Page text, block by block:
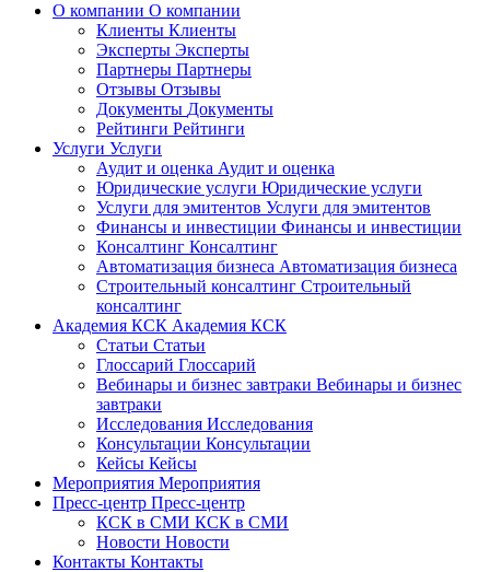
О компании О компании
Клиенты Клиенты
Эксперты Эксперты
Партнеры Партнеры
Отзывы Отзывы
Документы Документы
Рейтинги Рейтинги
Услуги Услуги
Аудит и оценка Аудит и оценка
Юридические услуги Юридические услуги
Услуги для эмитентов Услуги для эмитентов
Финансы и инвестиции Финансы и инвестиции
Консалтинг Консалтинг
Автоматизация бизнеса Автоматизация бизнеса
Строительный консалтинг Строительный
консалтинг
Академия КСК Академия КСК
Статьи Статьи
Глоссарий Глоссарий
Вебинары и бизнес завтраки Вебинары и бизнес
завтраки
Исследования Исследования
Консультации Консультации
Кейсы Кейсы
Мероприятия Мероприятия
Пресс-центр Пресс-центр
КСК в СМИ КСК в СМИ
Новости Новости
Контакты Контакты